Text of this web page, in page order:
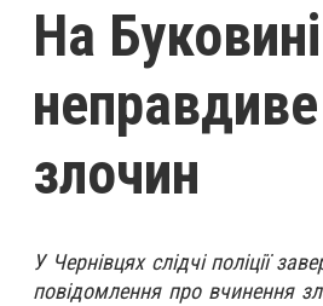
На
злочин
У Чернівцях слідчі поліції
повідомлення про вчинення